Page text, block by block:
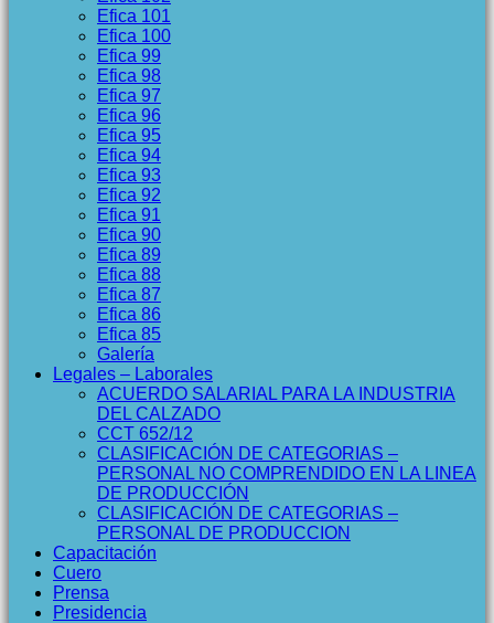
Efica 101
Efica 100
Efica 99
Efica 98
Efica 97
Efica 96
Efica 95
Efica 94
Efica 93
Efica 92
Efica 91
Efica 90
Efica 89
Efica 88
Efica 87
Efica 86
Efica 85
Galería
Legales – Laborales
ACUERDO SALARIAL PARA LA INDUSTRIA
DEL CALZADO
CCT 652/12
CLASIFICACIÓN DE CATEGORIAS –
PERSONAL NO COMPRENDIDO EN LA LINEA
DE PRODUCCIÓN
CLASIFICACIÓN DE CATEGORIAS –
PERSONAL DE PRODUCCION
Capacitación
Cuero
Prensa
Presidencia